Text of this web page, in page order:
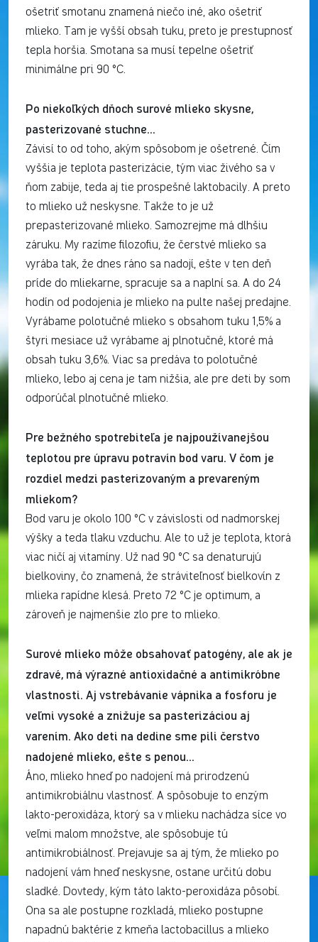
ošetriť smotanu znamená niečo iné, ako ošetriť
mlieko. Tam je vyšší obsah tuku, preto je prestupnosť
tepla horšia. Smotana sa musí tepelne ošetriť
minimálne pri 90 °C.
Po niekoľkých dňoch surové mlieko skysne,
pasterizované stuchne…
Závisí to od toho, akým spôsobom je ošetrené. Čím
vyššia je teplota pasterizácie, tým viac živého sa v
ňom zabije, teda aj tie prospešné laktobacily. A preto
to mlieko už neskysne. Takže to je už
prepasterizované mlieko. Samozrejme má dlhšiu
záruku. My razíme filozofiu, že čerstvé mlieko sa
vyrába tak, že dnes ráno sa nadojí, ešte v ten deň
príde do mliekarne, spracuje sa a naplní sa. A do 24
hodín od podojenia je mlieko na pulte našej predajne.
Vyrábame polotučné mlieko s obsahom tuku 1,5% a
štyri mesiace už vyrábame aj plnotučné, ktoré má
obsah tuku 3,6%. Viac sa predáva to polotučné
mlieko, lebo aj cena je tam nižšia, ale pre deti by som
odporúčal plnotučné mlieko.
Pre bežného spotrebiteľa je najpoužívanejšou
teplotou pre úpravu potravín bod varu. V čom je
rozdiel medzi pasterizovaným a prevareným
mliekom?
Bod varu je okolo 100 °C v závislosti od nadmorskej
výšky a teda tlaku vzduchu. Ale to už je teplota, ktorá
viac ničí aj vitamíny. Už nad 90 °C sa denaturujú
bielkoviny, čo znamená, že stráviteľnosť bielkovín z
mlieka rapídne klesá. Preto 72 °C je optimum, a
zároveň je najmenšie zlo pre to mlieko.
Surové mlieko môže obsahovať patogény, ale ak je
zdravé, má výrazné antioxidačné a antimikróbne
vlastnosti. Aj vstrebávanie vápnika a fosforu je
veľmi vysoké a znižuje sa pasterizáciou aj
varením. Ako deti na dedine sme pili čerstvo
nadojené mlieko, ešte s penou…
Áno, mlieko hneď po nadojení má prirodzenú
antimikrobiálnu vlastnosť. A spôsobuje to enzým
lakto-peroxidáza, ktorý sa v mlieku nachádza síce vo
veľmi malom množstve, ale spôsobuje tú
antimikrobiálnosť. Prejavuje sa aj tým, že mlieko po
nadojení vám hneď neskysne, ostane určitú dobu
sladké. Dovtedy, kým táto lakto-peroxidáza pôsobí.
Ona sa ale postupne rozkladá, mlieko postupne
napadnú baktérie z kmeňa lactobacillus a mlieko